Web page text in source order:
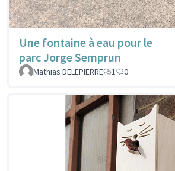
Une fontaine à eau pour le
parc Jorge Semprun
Mathias DELEPIERRE
1 0